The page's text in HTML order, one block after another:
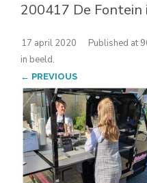
200417 De Fontein
Published
17 april 2020 at
in beeld.
← PREVIOUS